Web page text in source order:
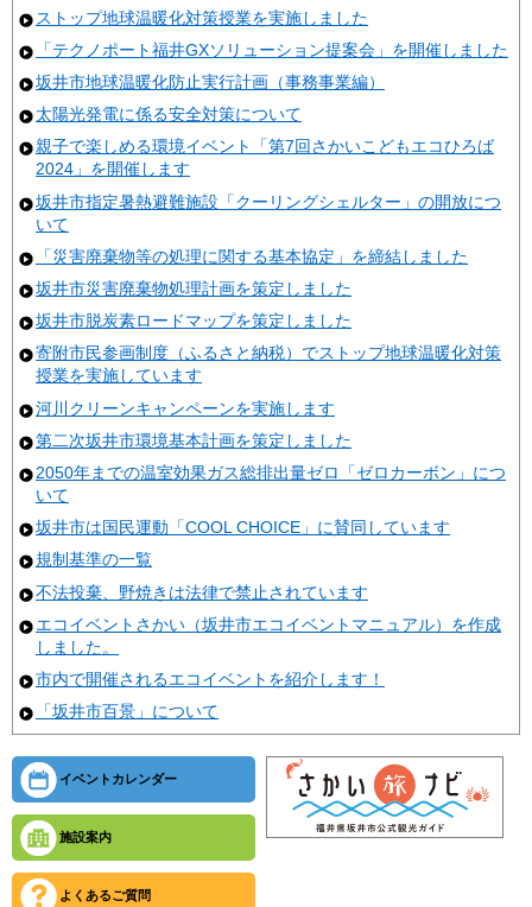
ストップ地球温暖化対策授業を実施しました
「テクノポート福井GXソリューション提案会」を開催しました
坂井市地球温暖化防止実行計画（事務事業編）
太陽光発電に係る安全対策について
親子で楽しめる環境イベント「第7回さかいこどもエコひろば
2024」を開催します
坂井市指定暑熱避難施設「クーリングシェルター」の開放につ
いて
「災害廃棄物等の処理に関する基本協定」を締結しました
坂井市災害廃棄物処理計画を策定しました
坂井市脱炭素ロードマップを策定しました
寄附市民参画制度（ふるさと納税）でストップ地球温暖化対策
授業を実施しています
河川クリーンキャンペーンを実施します
第二次坂井市環境基本計画を策定しました
2050年までの温室効果ガス総排出量ゼロ「ゼロカーボン」につ
いて
坂井市は国民運動「COOL CHOICE」に賛同しています
規制基準の一覧
不法投棄、野焼きは法律で禁止されています
エコイベントさかい（坂井市エコイベントマニュアル）を作成
しました。
市内で開催されるエコイベントを紹介します！
「坂井市百景」について
イベントカレンダー
施設案内
よくあるご質問